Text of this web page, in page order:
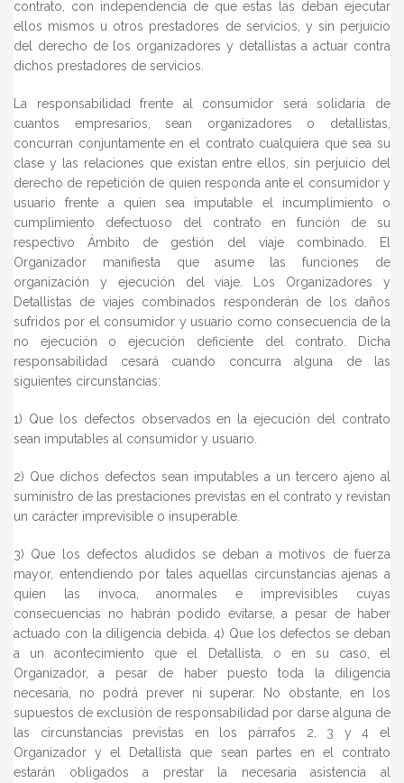
contrato, con independencia de que estas las deban ejecutar
ellos mismos u otros prestadores de servicios, y sin perjuicio
del derecho de los organizadores y detallistas a actuar contra
dichos prestadores de servicios.
La responsabilidad frente al consumidor será solidaria de
cuantos empresarios, sean organizadores o detallistas,
concurran conjuntamente en el contrato cualquiera que sea su
clase y las relaciones que existan entre ellos, sin perjuicio del
derecho de repetición de quien responda ante el consumidor y
usuario frente a quien sea imputable el incumplimiento o
cumplimiento defectuoso del contrato en función de su
respectivo Ámbito de gestión del viaje combinado. El
Organizador manifiesta que asume las funciones de
organización y ejecución del viaje. Los Organizadores y
Detallistas de viajes combinados responderán de los daños
sufridos por el consumidor y usuario como consecuencia de la
no ejecución o ejecución deficiente del contrato. Dicha
responsabilidad cesará cuando concurra alguna de las
siguientes circunstancias:
1) Que los defectos observados en la ejecución del contrato
sean imputables al consumidor y usuario.
2) Que dichos defectos sean imputables a un tercero ajeno al
suministro de las prestaciones previstas en el contrato y revistan
un carácter imprevisible o insuperable.
3) Que los defectos aludidos se deban a motivos de fuerza
mayor, entendiendo por tales aquellas circunstancias ajenas a
quien las invoca, anormales e imprevisibles cuyas
consecuencias no habrán podido evitarse, a pesar de haber
actuado con la diligencia debida. 4) Que los defectos se deban
a un acontecimiento que el Detallista, o en su caso, el
Organizador, a pesar de haber puesto toda la diligencia
necesaria, no podrá prever ni superar. No obstante, en los
supuestos de exclusión de responsabilidad por darse alguna de
las circunstancias previstas en los párrafos 2, 3 y 4 el
Organizador y el Detallista que sean partes en el contrato
estarán obligados a prestar la necesaria asistencia al